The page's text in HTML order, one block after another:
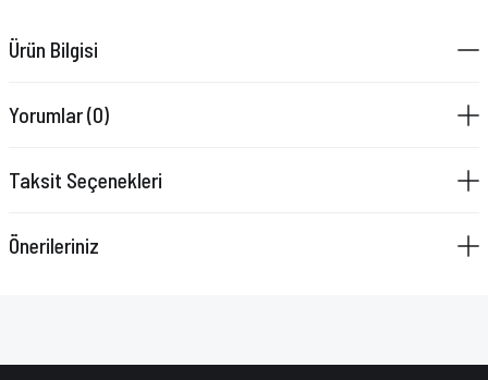
Ürün Bilgisi
Yorumlar (0)
Taksit Seçenekleri
Önerileriniz